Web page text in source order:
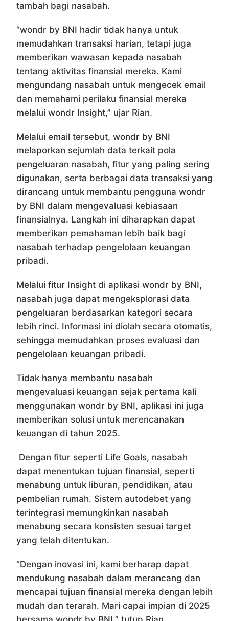
tambah bagi nasabah.
“wondr by BNI hadir tidak hanya untuk
memudahkan transaksi harian, tetapi juga
memberikan wawasan kepada nasabah
tentang aktivitas finansial mereka. Kami
mengundang nasabah untuk mengecek email
dan memahami perilaku finansial mereka
melalui wondr Insight,” ujar Rian.
Melalui email tersebut, wondr by BNI
melaporkan sejumlah data terkait pola
pengeluaran nasabah, fitur yang paling sering
digunakan, serta berbagai data transaksi yang
dirancang untuk membantu pengguna wondr
by BNI dalam mengevaluasi kebiasaan
finansialnya. Langkah ini diharapkan dapat
memberikan pemahaman lebih baik bagi
nasabah terhadap pengelolaan keuangan
pribadi.
Melalui fitur Insight di aplikasi wondr by BNI,
nasabah juga dapat mengeksplorasi data
pengeluaran berdasarkan kategori secara
lebih rinci. Informasi ini diolah secara otomatis,
sehingga memudahkan proses evaluasi dan
pengelolaan keuangan pribadi.
Tidak hanya membantu nasabah
mengevaluasi keuangan sejak pertama kali
menggunakan wondr by BNI, aplikasi ini juga
memberikan solusi untuk merencanakan
keuangan di tahun 2025.
Dengan fitur seperti Life Goals, nasabah
dapat menentukan tujuan finansial, seperti
menabung untuk liburan, pendidikan, atau
pembelian rumah. Sistem autodebet yang
terintegrasi memungkinkan nasabah
menabung secara konsisten sesuai target
yang telah ditentukan.
“Dengan inovasi ini, kami berharap dapat
mendukung nasabah dalam merancang dan
mencapai tujuan finansial mereka dengan lebih
mudah dan terarah. Mari capai impian di 2025